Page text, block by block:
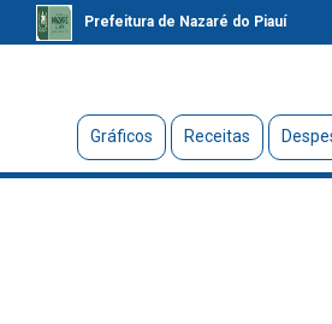
Prefeitura de Nazaré do Piauí
Gráficos Receitas